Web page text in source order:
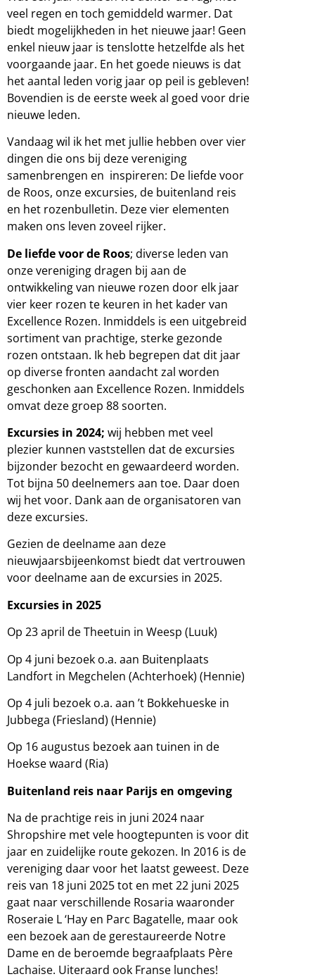
veel regen en toch gemiddeld warmer. Dat
biedt mogelijkheden in het nieuwe jaar! Geen
enkel nieuw jaar is tenslotte hetzelfde als het
voorgaande jaar. En het goede nieuws is dat
het aantal leden vorig jaar op peil is gebleven!
Bovendien is de eerste week al goed voor drie
nieuwe leden.
Vandaag wil ik het met jullie hebben over vier
dingen die ons bij deze vereniging
samenbrengen en inspireren: De liefde voor
de Roos, onze excursies, de buitenland reis
en het rozenbulletin. Deze vier elementen
maken ons leven zoveel rijker.
De liefde voor de Roos; diverse leden van
onze vereniging dragen bij aan de
ontwikkeling van nieuwe rozen door elk jaar
vier keer rozen te keuren in het kader van
Excellence Rozen. Inmiddels is een uitgebreid
sortiment van prachtige, sterke gezonde
rozen ontstaan. Ik heb begrepen dat dit jaar
op diverse fronten aandacht zal worden
geschonken aan Excellence Rozen. Inmiddels
omvat deze groep 88 soorten.
Excursies in 2024; wij hebben met veel
plezier kunnen vaststellen dat de excursies
bijzonder bezocht en gewaardeerd worden.
Tot bijna 50 deelnemers aan toe. Daar doen
wij het voor. Dank aan de organisatoren van
deze excursies.
Gezien de deelname aan deze
nieuwjaarsbijeenkomst biedt dat vertrouwen
voor deelname aan de excursies in 2025.
Excursies in 2025
Op 23 april de Theetuin in Weesp (Luuk)
Op 4 juni bezoek o.a. aan Buitenplaats
Landfort in Megchelen (Achterhoek) (Hennie)
Op 4 juli bezoek o.a. aan ’t Bokkehueske in
Jubbega (Friesland) (Hennie)
Op 16 augustus bezoek aan tuinen in de
Hoekse waard (Ria)
Buitenland reis naar Parijs en omgeving
Na de prachtige reis in juni 2024 naar
Shropshire met vele hoogtepunten is voor dit
jaar en zuidelijke route gekozen. In 2016 is de
vereniging daar voor het laatst geweest. Deze
reis van 18 juni 2025 tot en met 22 juni 2025
gaat naar verschillende Rosaria waaronder
Roseraie L ‘Hay en Parc Bagatelle, maar ook
een bezoek aan de gerestaureerde Notre
Dame en de beroemde begraafplaats Père
Lachaise. Uiteraard ook Franse lunches!